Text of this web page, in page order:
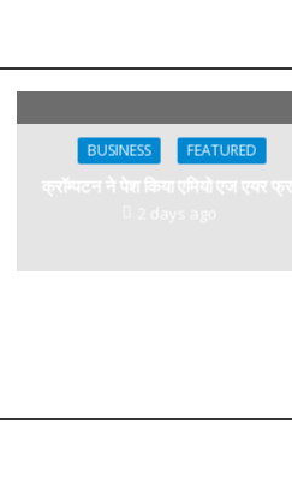
BUSINESS FEATURED
क्रॉम्पटन ने पेश किया एमियो एज एयर